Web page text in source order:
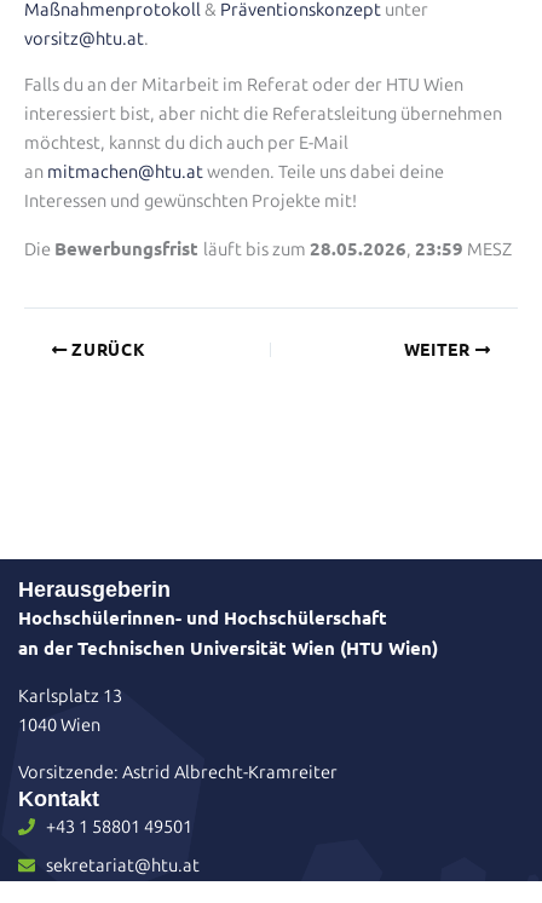
Maßnahmenprotokoll& Präventionskonzept unter
vorsitz@htu.at.
Falls du an der Mitarbeit im Referat oder der HTU Wien
interessiert bist, aber nicht die Referatsleitung übernehmen
möchtest, kannst du dich auch per E-Mail
an mitmachen@htu.atwenden. Teile uns dabei deine
Interessen und gewünschten Projekte mit!
Die Bewerbungsfrist läuft bis zum 28.05.2026, 23:59 MESZ
ZURÜCK WEITER
Herausgeberin
Hochschülerinnen- und Hochschülerschaft
an der Technischen Universität Wien (HTU Wien)
Karlsplatz 13
1040 Wien
Vorsitzende: Astrid Albrecht-Kramreiter
Kontakt
+43 1 58801 49501
sekretariat@htu.at